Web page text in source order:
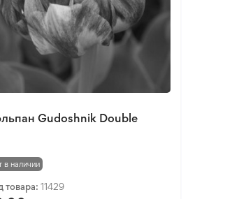
Gudoshnik Double
в наличии
товара: 11429